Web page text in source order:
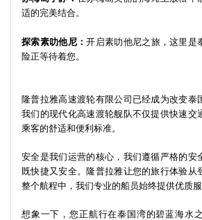
适的完美结合。
探索素叻他尼：开启素叻他尼之旅，这里是
险正等待着您。
隆普拉雅高速渡轮有限公司已经成为改变泰
我们的现代化高速渡轮舰队不仅提供快速交
乘客的舒适和便利标准。
安全是我们运营的核心，我们遵循严格的安
既快捷又安全。隆普拉雅让您的旅行体验从
整个航程中，我们专业的船员始终提供优质服
想象一下，您正航行在泰国湾的碧蓝海水